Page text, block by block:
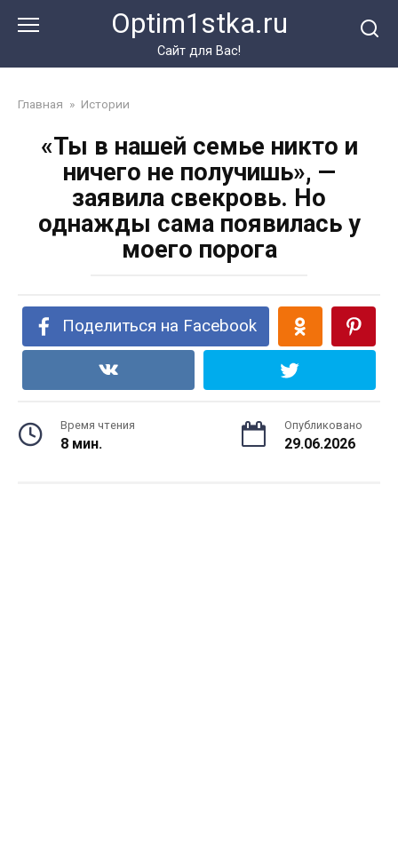
Optim1stka.ru
Сайт для Вас!
Главная » Истории
«Ты в нашей семье никто и
ничего не получишь», —
заявила свекровь. Но
однажды сама появилась у
моего порога
Поделиться на Facebook
Время чтения
8 мин.
Опубликовано
29.06.2026